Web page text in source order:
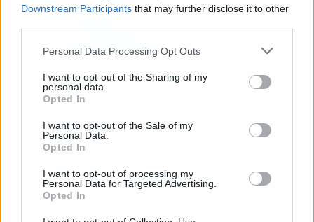
Downstream Participants that may further disclose it to other
Personal Data Processing Opt Outs
I want to opt-out of the Sharing of my
personal data.
Opted In
I want to opt-out of the Sale of my
Personal Data.
Opted In
I want to opt-out of processing my
Personal Data for Targeted Advertising.
Opted In